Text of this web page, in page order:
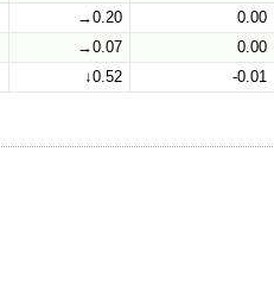
→0.20
0.00
→0.07
0.00
↓0.52 -0.01